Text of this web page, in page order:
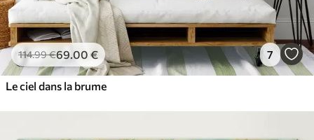
114.99€69 .00 € 7
Le ciel dans la brume